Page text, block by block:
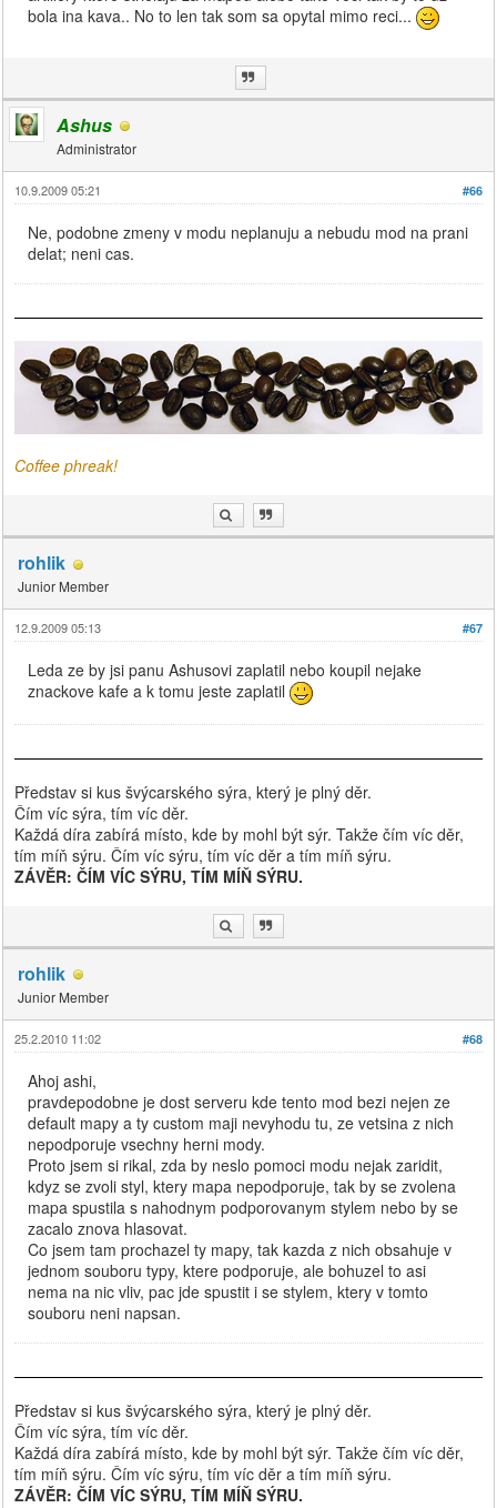
bola ina kava.. No to len tak som sa opytal mimo reci...
Ashus
Administrator
#66
10.9.2009 05:21
Ne, podobne zmeny v modu neplanuju a nebudu mod na prani
delat; neni cas.
Coffee phreak!
rohlik
Junior Member
#67
12.9.2009 05:13
Leda ze by jsi panu Ashusovi zaplatil nebo koupil nejake
znackove kafe a k tomu jeste zaplatil
Představ si kus švýcarského sýra, který je plný děr.
Čím víc sýra, tím víc děr.
Každá díra zabírá místo, kde by mohl být sýr. Takže čím víc děr,
tím míň sýru. Čím víc sýru, tím víc děr a tím míň sýru.
ZÁVĚR: ČÍM VÍC SÝRU, TÍM MÍŇ SÝRU.
rohlik
Junior Member
#68
25.2.2010 11:02
Ahoj ashi,
pravdepodobne je dost serveru kde tento mod bezi nejen ze
default mapy a ty custom maji nevyhodu tu, ze vetsina z nich
nepodporuje vsechny herni mody.
Proto jsem si rikal, zda by neslo pomoci modu nejak zaridit,
kdyz se zvoli styl, ktery mapa nepodporuje, tak by se zvolena
mapa spustila s nahodnym podporovanym stylem nebo by se
zacalo znova hlasovat.
Co jsem tam prochazel ty mapy, tak kazda z nich obsahuje v
jednom souboru typy, ktere podporuje, ale bohuzel to asi
nema na nic vliv, pac jde spustit i se stylem, ktery v tomto
souboru neni napsan.
Představ si kus švýcarského sýra, který je plný děr.
Čím víc sýra, tím víc děr.
Každá díra zabírá místo, kde by mohl být sýr. Takže čím víc děr,
tím míň sýru. Čím víc sýru, tím víc děr a tím míň sýru.
ZÁVĚR: ČÍM VÍC SÝRU, TÍM MÍŇ SÝRU.